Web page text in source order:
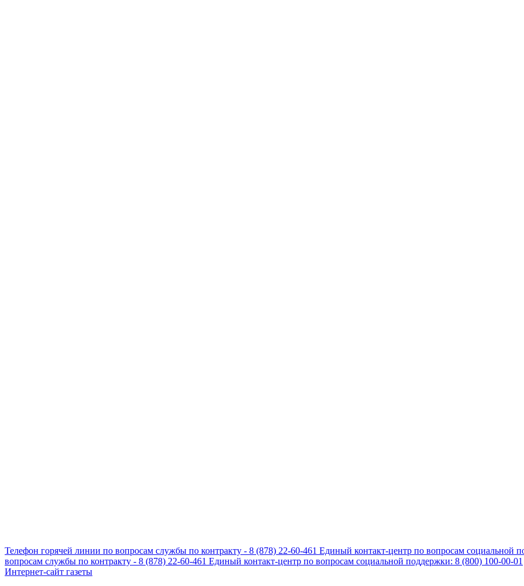
Телефон горячей линии по вопросам службы по контракту - 8 (878) 22-60-461 Единый контакт-центр по вопросам социальной
вопросам службы по контракту - 8 (878) 22-60-461 Единый контакт-центр по вопросам социальной поддержки: 8 (800) 100-00-01
Интернет-сайт газеты